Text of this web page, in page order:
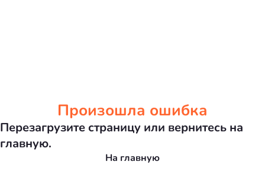
Произошла ошибка
Перезагрузите страницу или вернитесь на
главную.
На главную